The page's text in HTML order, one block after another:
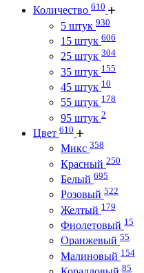
Количество 610
5 штук 930
15 штук 606
25 штук 304
35 штук 155
45 штук 10
55 штук 178
95 штук 2
Цвет 610
Микс 358
Красный 250
Белый 695
Розовый 522
Желтый 179
Фиолетовый 15
Оранжевый 55
Малиновый 154
85